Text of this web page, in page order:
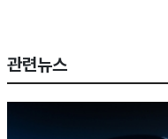
관련뉴스